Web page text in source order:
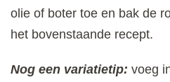
olie of boter toe en bak de
het bovenstaande recept.
Nog een variatietip: voeg